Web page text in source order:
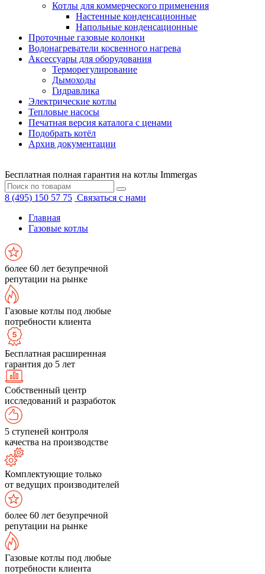
Котлы для коммерческого применения
Настенные конденсационные
Напольные конденсационные
Проточные газовые колонки
Водонагреватели косвенного нагрева
Аксессуары для оборудования
Терморегулирование
Дымоходы
Гидравлика
Электрические котлы
Тепловые насосы
Печатная версия каталога с ценами
Подобрать котёл
Архив документации
Бесплатная полная гарантия на котлы Immergas
8 (495) 150 57 75 Связаться с нами
Главная
Газовые котлы
более 60 лет безупречной
репутации на рынке
Газовые котлы под любые
потребности клиента
Бесплатная расширенная
гарантия до 5 лет
Собственный центр
исследований и разработок
5 ступеней контроля
качества на производстве
Комплектующие только
от ведущих производителей
более 60 лет безупречной
репутации на рынке
Газовые котлы под любые
потребности клиента